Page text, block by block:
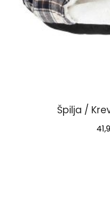
Špilja /